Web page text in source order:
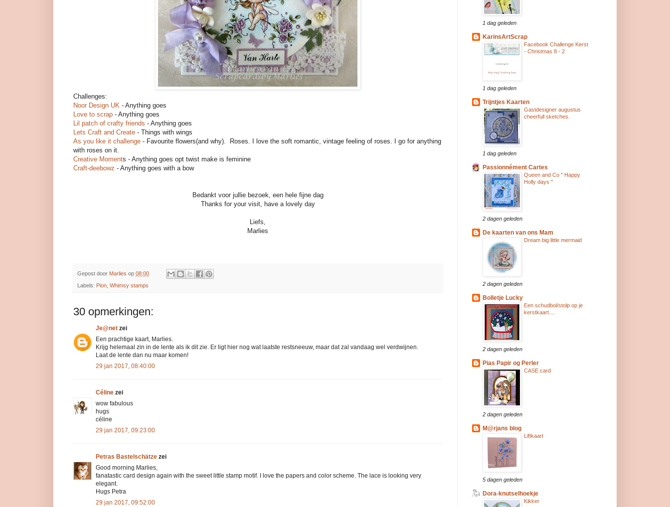
Challenges:
Noor Design UK - Anything goes
Love to scrap - Anything goes
Lil patch of crafty friends - Anything goes
Lets Craft and Create - Things with wings
As you like it challenge - Favourite flowers(and why). Roses. I love the soft romantic, vintage feeling of roses. I go for anything
with roses on it.
Creative Moments - Anything goes opt twist make is feminine
Craft-deebowz - Anything goes with a bow
Bedankt voor jullie bezoek, een hele fijne dag
Thanks for your visit, have a lovely day
Liefs,
Marlies
Gepost door Marlies op 08:00
Labels: Pion Whimsy stamps
30 opmerkingen:
Je@net zei
Een prachtige kaart, Marlies.
Krijg helemaal zin in de lente als ik dit zie. Er ligt hier nog wat laatste restsneeuw, maar dat zal vandaag wel verdwijnen.
Laat de lente dan nu maar komen!
29 jan 2017, 08:40:00
Céline zei
wow fabulous
hugs
céline
29 jan 2017, 09:23:00
Petras Bastelschätze zei
Good morning Marlies,
fanatastic card design again with the sweet little stamp motif. I love the papers and color scheme. The lace is looking very
elegant.
Hugs Petra
29 jan 2017, 09:52:00
1 dag geleden
KarinsArtScrap
Facebook Challenge Kerst
- Christmas 8 - 2
1 dag geleden
Trijntjes Kaarten
Gastdesigner augustus
cheerfull sketches.
1 dag geleden
Passionnément Cartes
Queen and Co " Happy
Holly days "
2 dagen geleden
De kaarten van ons Mam
Dream big little mermaid
2 dagen geleden
Bolletje Lucky
Een schudbol/stolp op je
kerstkaart....
2 dagen geleden
Pias Papir og Perler
CASE card
2 dagen geleden
M@rjans blog
Liftkaart
5 dagen geleden
Dora-knutselhoekje
Kikker